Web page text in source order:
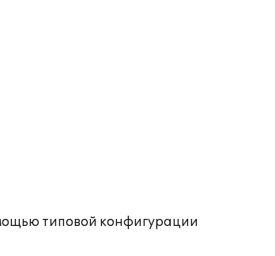
типовой конфигурации